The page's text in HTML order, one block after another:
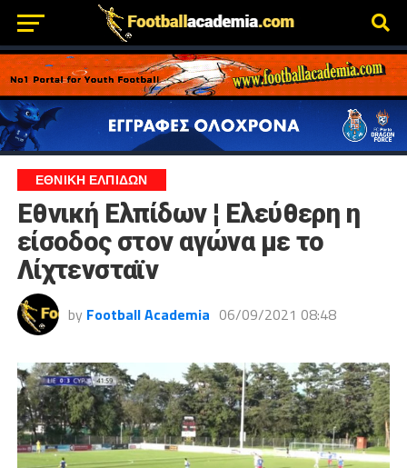
ΕΘΝΙΚΗ ΕΛΠΙΔΩΝ
Εθνική Ελπίδων ¦ Ελεύθερη η
είσοδος στον αγώνα με το
Λίχτενσταϊν
by Football Academia 06/09/2021 08:48